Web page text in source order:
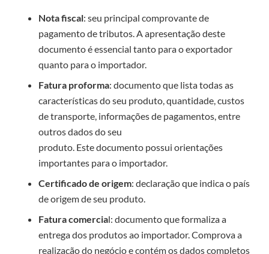
Nota fiscal: seu principal comprovante de
pagamento de tributos. A apresentação deste
documento é essencial tanto para o exportador
quanto para o importador.
Fatura proforma: documento que listatodas as
característicasdo seu produto, quantidade, custos
de transporte, informações de pagamentos,entre
outros dados do seu
produto. Estedocumento possui orientações
importantes para o importador.
Certificado de origem: declaração que indicao país
de origem de seu produto.
Fatura comercial: documento que formaliza a
entrega dos produtos ao importador.Comprova a
realização do negócio e contém os dados completos